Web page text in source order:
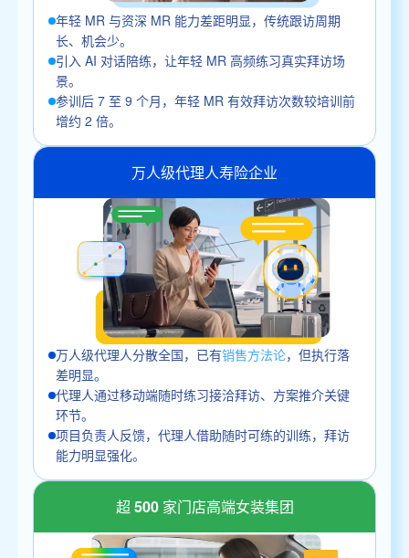
年轻 MR 与资深 MR 能力差距明显，传统跟访周期
长、机会少。
引入 AI 对话陪练，让年轻 MR 高频练习真实拜访场
景。
参训后 7 至 9 个月，年轻 MR 有效拜访次数较培训前
增约 2 倍。
万人级代理人寿险企业
万人级代理人分散全国，已有销售方法论，但执行落
差明显。
代理人通过移动端随时练习接洽拜访、方案推介关键
环节。
项目负责人反馈，代理人借助随时可练的训练，拜访
能力明显强化。
超 500 家门店高端女装集团